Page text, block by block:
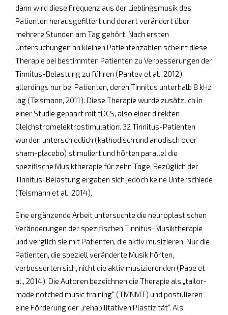
dann wird diese Frequenz aus der Lieblingsmusik des
Patienten herausgefiltert und derart verändert über
mehrere Stunden am Tag gehört. Nach ersten
Untersuchungen an kleinen Patientenzahlen scheint diese
Therapie bei bestimmten Patienten zu Verbesserungen der
Tinnitus-Belastung zu führen (Pantev et al., 2012),
allerdings nur bei Patienten, deren Tinnitus unterhalb 8 kHz
lag (Teismann, 2011). Diese Therapie wurde zusätzlich in
einer Studie gepaart mit tDCS, also einer direkten
Gleichstromelektrostimulation. 32 Tinnitus-Patienten
wurden unterschiedlich (kathodisch und anodisch oder
sham-placebo) stimuliert und hörten parallel die
spezifische Musiktherapie für zehn Tage. Bezüglich der
Tinnitus-Belastung ergaben sich jedoch keine Unterschiede
(Teismann et al., 2014).
Eine ergänzende Arbeit untersuchte die neuroplastischen
Veränderungen der spezifischen Tinnitus-Musiktherapie
und verglich sie mit Patienten, die aktiv musizieren. Nur die
Patienten, die speziell veränderte Musik hörten,
verbesserten sich, nicht die aktiv musizierenden (Pape et
al., 2014). Die Autoren bezeichnen die Therapie als „tailor-
made notched music training“ (TMNMT) und postulieren
eine Förderung der „rehabilitativen Plastizität“. Als